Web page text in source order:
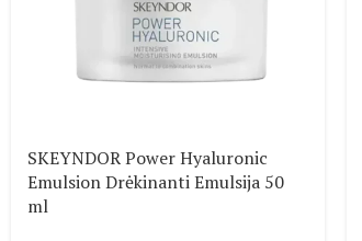
SKEYNDOR Power Hyaluronic
Emulsion Drėkinanti Emulsija 50
ml